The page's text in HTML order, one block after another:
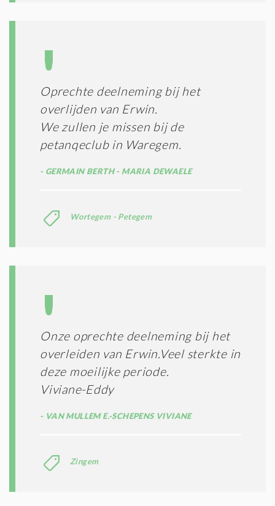
Oprechte deelneming bij het
overlijden van Erwin.
We zullen je missen bij de
petanqeclub in Waregem.
GERMAIN BERTH - MARIA DEWAELE
Wortegem - Petegem
Onze oprechte deelneming bij het
overleiden van Erwin.Veel sterkte in
deze moeilijke periode.
Viviane-Eddy
VAN MULLEM E.-SCHEPENS VIVIANE
Zingem